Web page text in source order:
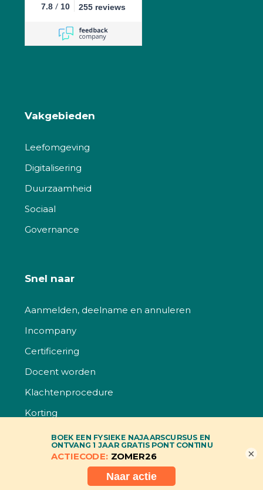
7.8 / 10 255 reviews
Vakgebieden
Leefomgeving
Digitalisering
Duurzaamheid
Sociaal
Governance
Snel naar
Aanmelden, deelname en annuleren
Incompany
Certificering
Docent worden
Klachtenprocedure
Korting
Kwaliteit
Vacatures
Veelgestelde vragen
×